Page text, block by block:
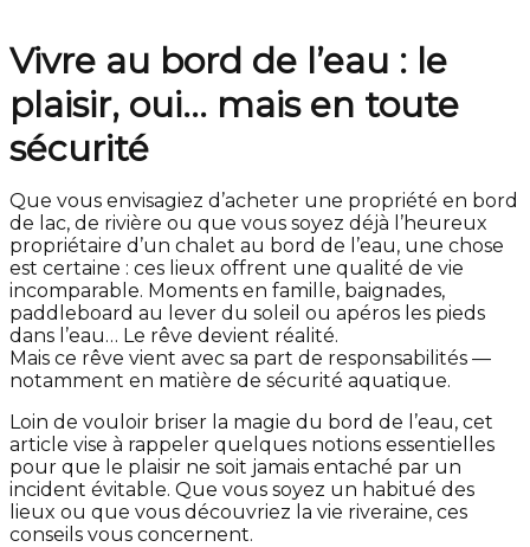
Vivre au bord de l’eau : le
plaisir, oui… mais en toute
sécurité
Que vous envisagiez d’acheter une propriété en bord
de lac, de rivière ou que vous soyez déjà l’heureux
propriétaire d’un chalet au bord de l’eau, une chose
est certaine : ces lieux offrent une qualité de vie
incomparable. Moments en famille, baignades,
paddleboard au lever du soleil ou apéros les pieds
dans l’eau… Le rêve devient réalité.
Mais ce rêve vient avec sa part de responsabilités —
notamment en matière de sécurité aquatique.
Loin de vouloir briser la magie du bord de l’eau, cet
article vise à rappeler quelques notions essentielles
pour que le plaisir ne soit jamais entaché par un
incident évitable. Que vous soyez un habitué des
lieux ou que vous découvriez la vie riveraine, ces
conseils vous concernent.